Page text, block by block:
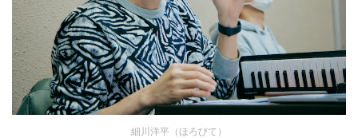
細川洋平（ほろびて）